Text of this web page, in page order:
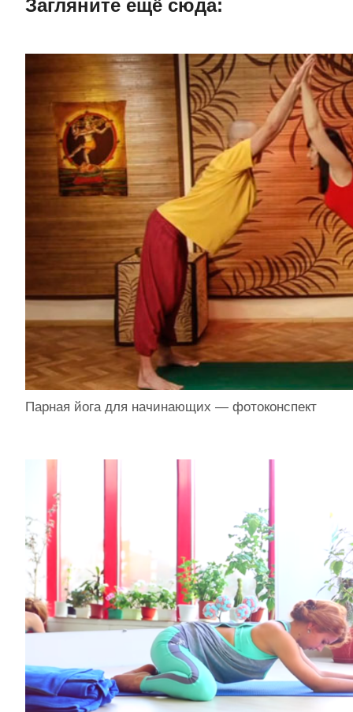
Загляните ещë сюда:
Парная йога для начинающих — фотоконспект